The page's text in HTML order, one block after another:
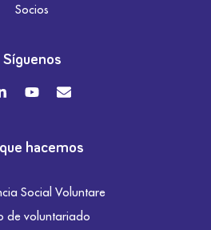
Socios
Síguenos
hacemos
Social Voluntare
de voluntariado